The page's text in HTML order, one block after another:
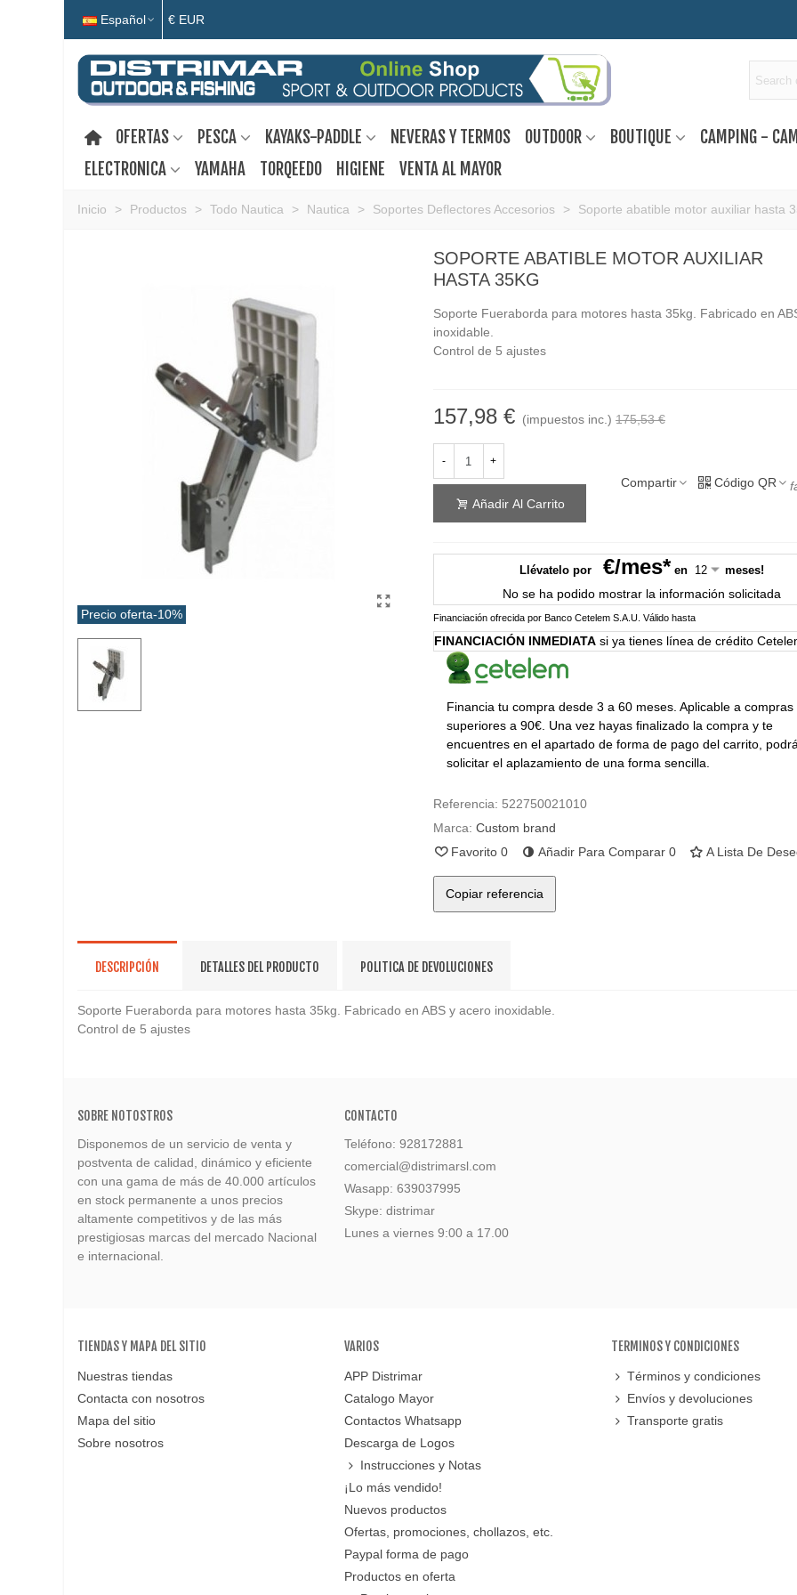
Español € EUR
OFERTAS PESCA KAYAKS-PADDLE NEVERAS Y TERMOS OUTDOOR BOUTIQUE
CAMPING -
ELECTRONICA
YAMAHA TORQEEDO HIGIENE VENTA AL MAYOR
Inicio > Productos > Todo Nautica > Nautica > Soportes Deflectores Accesorios > Soporte abatible motor auxiliar hasta
Precio oferta-10%
SOPORTE ABATIBLE MOTOR AUXILIAR
HASTA 35KG
Soporte Fueraborda para motores hasta 35kg. Fabricado en
inoxidable.
Control de 5 ajustes
157,98 € (impuestos inc.) 175,53 €
- +
Añadir Al Carrito
Compartir Código QR
Llévatelo por €/mes* en meses!
No se ha podido mostrar la información solicitada
Financiación ofrecida por Banco Cetelem S.A.U. Válido hasta
FINANCIACIÓN INMEDIATAsi ya tienes línea de crédito
Financia tu compra desde 3 a 60 meses. Aplicable a compras
superiores a 90€. Una vez hayas finalizado la compra y te
encuentres en el apartado de forma de pago del carrito,
solicitar el aplazamiento de una forma sencilla.
Referencia: 522750021010
Marca: Custom brand
Favorito 0 Añadir Para Comparar 0 A Lista De
Copiar referencia
DESCRIPCIÓN DETALLES DEL PRODUCTO POLITICA DE DEVOLUCIONES
Soporte Fueraborda para motores hasta 35kg. Fabricado en ABS y acero inoxidable.
Control de 5 ajustes
SOBRE NOTOSTROS
Disponemos de un servicio de venta y
postventa de calidad, dinámico y eficiente
con una gama de más de 40.000 artículos
en stock permanente a unos precios
altamente competitivos y de las más
prestigiosas marcas del mercado Nacional
e internacional.
CONTACTO
Teléfono: 928172881
comercial@distrimarsl.com
Wasapp: 639037995
Skype: distrimar
Lunes a viernes 9:00 a 17.00
TIENDAS Y MAPA DEL SITIO
Nuestras tiendas
Contacta con nosotros
Mapa del sitio
Sobre nosotros
VARIOS
APP Distrimar
Catalogo Mayor
Contactos Whatsapp
Descarga de Logos
Instrucciones y Notas
¡Lo más vendido!
Nuevos productos
Ofertas, promociones, chollazos, etc.
Paypal forma de pago
Productos en oferta
TERMINOS Y CONDICIONES
Términos y condiciones
Envíos y devoluciones
Transporte gratis